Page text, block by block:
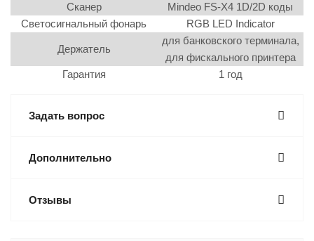
Сканер
Mindeo FS-X4 1D/2D коды
Светосигнальный фонарь
RGB LED Indicator
Держатель
для банковского терминала,
для фискального принтера
Гарантия
1 год
Задать вопрос
Дополнительно
Отзывы